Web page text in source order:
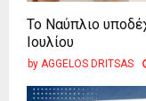
Το Ναύπλιο
Ιουλίου
by AGGELOS DRITSAS